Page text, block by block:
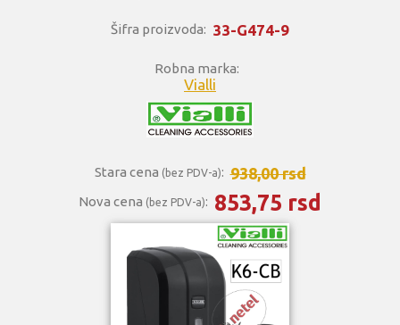
Šifra proizvoda: 33-G474-9
Robna marka:
Vialli
Stara cena (bez PDV-a): 938,00 rsd
Nova cena (bez PDV-a): 853,75 rsd